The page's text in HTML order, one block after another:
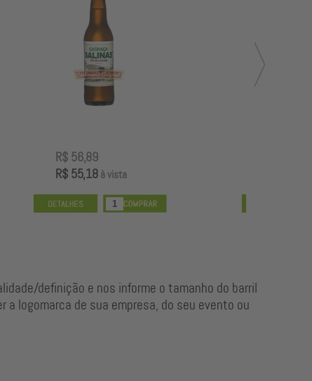
R$ 120,89
R$ 117,26
definição e nos informe o tamanho do barril
logomarca de sua empresa, do seu evento ou